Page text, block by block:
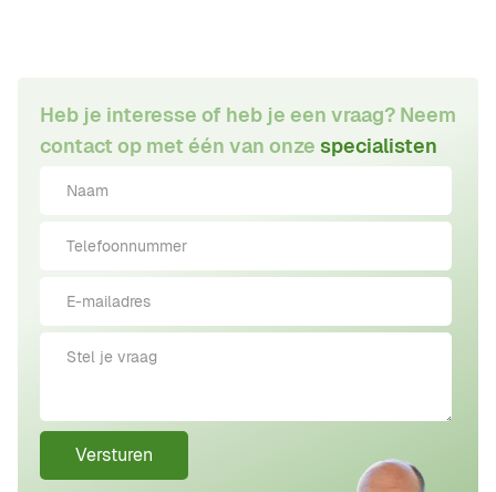
Heb je interesse of heb je een vraag? Neem
contact op met één van onze specialisten
Versturen